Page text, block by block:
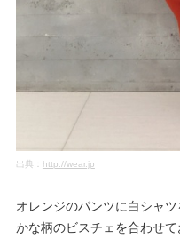
出典： http://wear.jp
オレンジのパンツに白シャ
かな柄のビスチェを合わせ